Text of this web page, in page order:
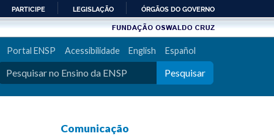
PARTICIPE LEGISLAÇÃO ÓRGÃOS DO GOVERNO
Portal ENSP Acessibilidade English Español
Pesquisar
Comunicação